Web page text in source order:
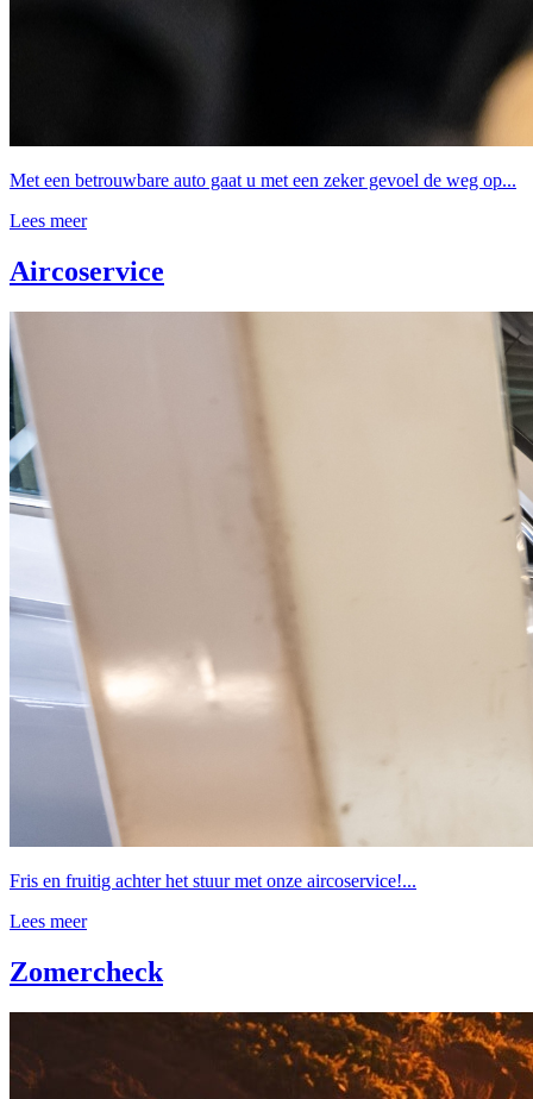
Met een betrouwbare auto gaat u met een zeker gevoel de weg op...
Lees meer
Aircoservice
Fris en fruitig achter het stuur met onze aircoservice!...
Lees meer
Zomercheck